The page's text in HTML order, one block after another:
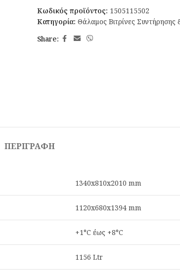
Κωδικός προϊόντος: 1505115502
Κατηγορία: Θάλαμος Βιτρίνες
Share:
ΠΕΡΙΓΡΑΦΉ
1340x810x2010 mm
1120x680x1394 mm
+1°C έως +8°C
1156 Ltr